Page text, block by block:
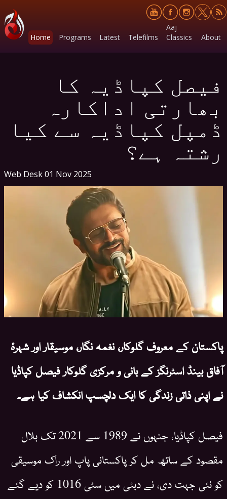
Home Programs Latest Telefilms
Aaj
Classics
About
فیصل کپاڈیہ کا
بھارتی اداکارہ
ڈمپل کپاڈیہ سے کیا
رشتہ ہے؟
Web Desk01 Nov 2025
پاکستان کے معروف گلوکار، نغمہ نگار، موسیقار اور شہرۂ
آفاق بینڈ اسٹرنگز کے بانی و مرکزی گلوکار فیصل کپاڈیا
نے اپنی ذاتی زندگی کا ایک دلچسپ انکشاف کیا ہے۔
فیصل کپاڈیا، جنہوں نے 1989 سے 2021 تک بلال
مقصود کے ساتھ مل کر پاکستانی پاپ اور راک موسیقی
کو نئی جہت دی، نے دبئی میں سٹی 1016 کو دیے گئے